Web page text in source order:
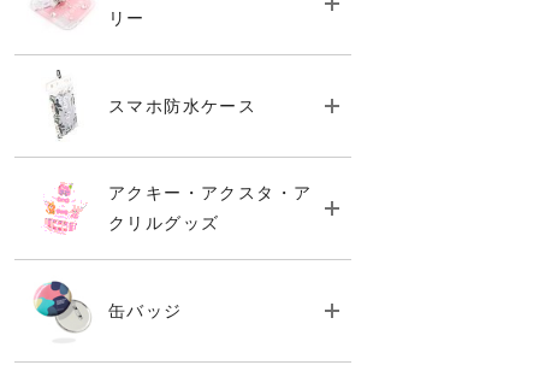
リー
スマホ防水ケース
アクキー・アクスタ・ア
クリルグッズ
缶バッジ